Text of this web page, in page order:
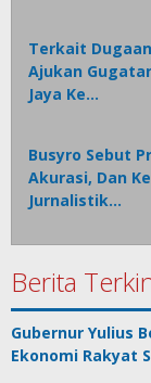
Terkait
Ajukan
Jaya Ke…
Busyro Sebut
Akurasi, Dan
Jurnalistik…
Berita
Gubernur Yulius
Ekonomi Rakyat